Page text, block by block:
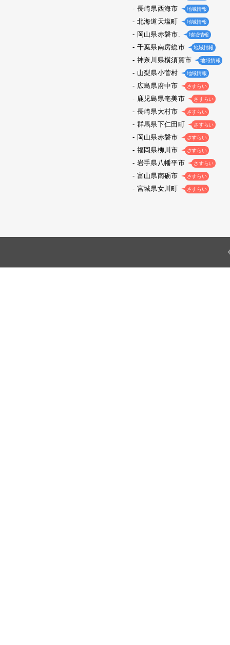
長崎県西海市 地域情報
北海道天塩町 地域情報
岡山県赤磐市. 地域情報
千葉県南房総市 地域情報
神奈川県横須賀市 地域情報
山梨県小菅村 地域情報
広島県府中市 さすらい
鹿児島県奄美市 さすらい
長崎県大村市 さすらい
群馬県下仁田町 さすらい
岡山県赤磐市 さすらい
福岡県柳川市 さすらい
岩手県八幡平市 さすらい
富山県南砺市 さすらい
宮城県女川町 さすらい